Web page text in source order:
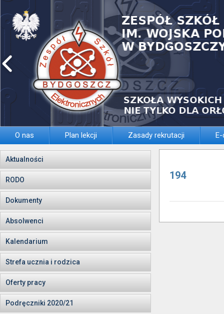
O nas Plan lekcji Zasady rekrutacji
Aktualności
RODO
Dokumenty
Absolwenci
Kalendarium
Strefa ucznia i rodzica
Oferty pracy
Podręczniki 2020/21
194